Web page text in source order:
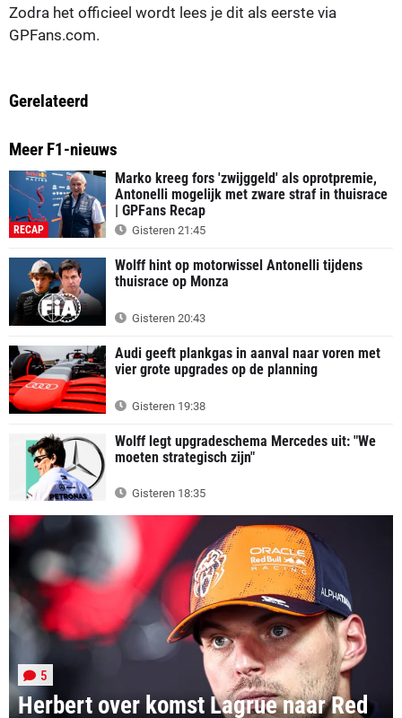
Zodra het officieel wordt lees je dit als eerste via
GPFans.com.
Gerelateerd
Meer F1-nieuws
RECAP
Marko kreeg fors 'zwijggeld' als oprotpremie,
Antonelli mogelijk met zware straf in thuisrace
| GPFans Recap
Gisteren 21:45
Wolff hint op motorwissel Antonelli tijdens
thuisrace op Monza
Gisteren 20:43
Audi geeft plankgas in aanval naar voren met
vier grote upgrades op de planning
Gisteren 19:38
Wolff legt upgradeschema Mercedes uit: "We
moeten strategisch zijn"
Gisteren 18:35
Herbert over komst Lagrue naar Red
5